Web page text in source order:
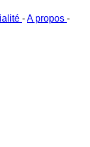
-A propos -